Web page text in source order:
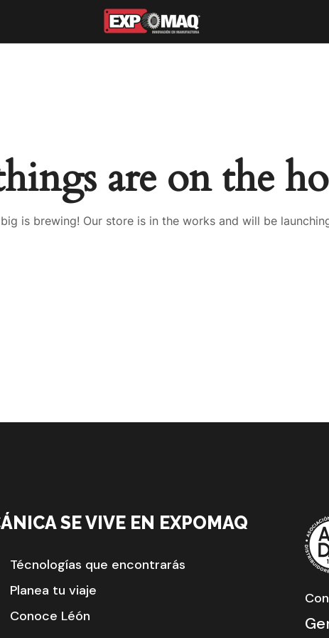
are on the
is brewing! Our store is in the works and will be
SE VIVE EN EXPOMAQ
Técnologías que encontrarás
Planea tu viaje
Conoce Léón